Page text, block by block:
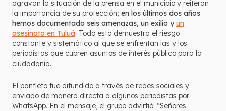
agravan la situación de la prensa en el municipio y reiteran
la importancia de su protección; en los últimos dos años
hemos documentado seis amenazas, un exilio yun
asesinato en Tuluá. Todo esto demuestra el riesgo
constante y sistemático al que se enfrentan las y los
periodistas que cubren asuntos de interés público para la
ciudadanía.
El panfleto fue difundido a través de redes sociales y
enviado de manera directa a algunos periodistas por
WhatsApp. En el mensaje, el grupo advirtió: “Señores